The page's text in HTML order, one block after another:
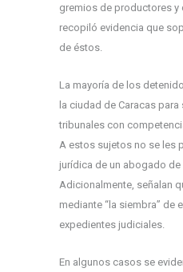
gremios de productores y
recopiló evidencia que
de éstos.
La mayoría de los
la ciudad de Caracas
tribunales con
A estos sujetos no se les
jurídica de un abogado
Adicionalmente, señalan
mediante “la siembra” de
expedientes judiciales.
En algunos casos se